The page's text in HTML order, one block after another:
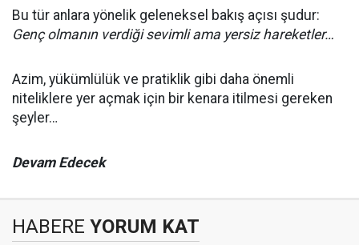
Bu tür anlara yönelik geleneksel bakış açısı şudur:
Genç olmanın verdiği sevimli ama yersiz hareketler…
Azim, yükümlülük ve pratiklik gibi daha önemli
niteliklere yer açmak için bir kenara itilmesi gereken
şeyler…
Devam Edecek
HABERE YORUM KAT